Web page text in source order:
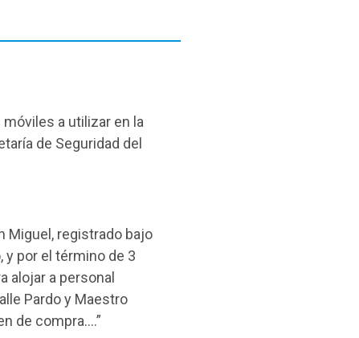
a utilizar en la
de Seguridad del
Miguel, registrado bajo
y por el término de 3
alojar a personal
Pardo y Maestro
de compra….”